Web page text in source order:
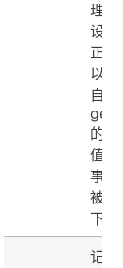
理程
设置
正确
以及
自
的 nil
值）
事件
被记
下来
记录